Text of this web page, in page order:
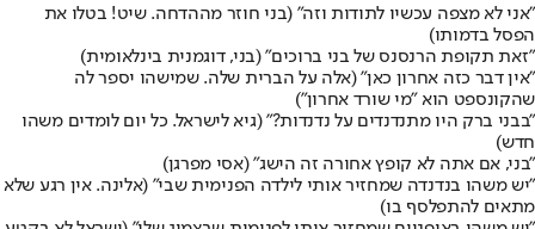
"אני לא מצפה עכשיו לתודות וזה" (בני חוזר מההדחה. שיט! בטלו את
הפסל בדמותו)
"זאת תקופת הרנסנס של בני ברוכים" (בני, דוגמנית בינלאומית)
"אין דבר כזה אחרון כאן" (אלה על הברית שלה. שמישהו יספר לה
שהקונספט הוא "מי שורד אחרון")
"בבני ברק היו מתנדנדים על נדנדות?" (גיא לישראל. כל יום לומדים משהו
חדש)
"בני, אם אתה לא קופץ אחורה זה הישג" (אסי מפרגן)
"יש משהו בנדנדה שמחזיר אותי לילדה הפנימית שבי" (אלינה. אין רגע שלא
מתאים להתפלסף בו)